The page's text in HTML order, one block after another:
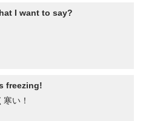
I want to say?
freezing!
い！